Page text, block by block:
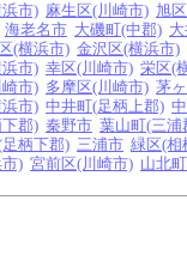
市) 麻生区(川崎市) 旭
海老名市 大磯町(中郡)
(横浜市) 金沢区(横浜市)
市) 幸区(川崎市) 栄区(
市) 多摩区(川崎市) 茅
市) 中井町(足柄上郡)
郡) 秦野市 葉山町(三浦
柄下郡) 三浦市 緑区(相
) 宮前区(川崎市) 山北